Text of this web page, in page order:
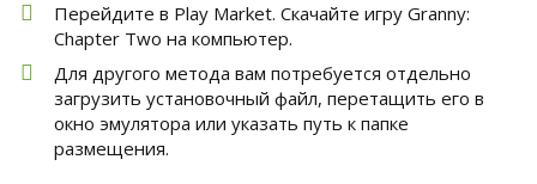
Перейдите в Play Market. Скачайте игру Granny:
Chapter Two на компьютер.
Для другого метода вам потребуется отдельно
загрузить установочный файл, перетащить его в
окно эмулятора или указать путь к папке
размещения.